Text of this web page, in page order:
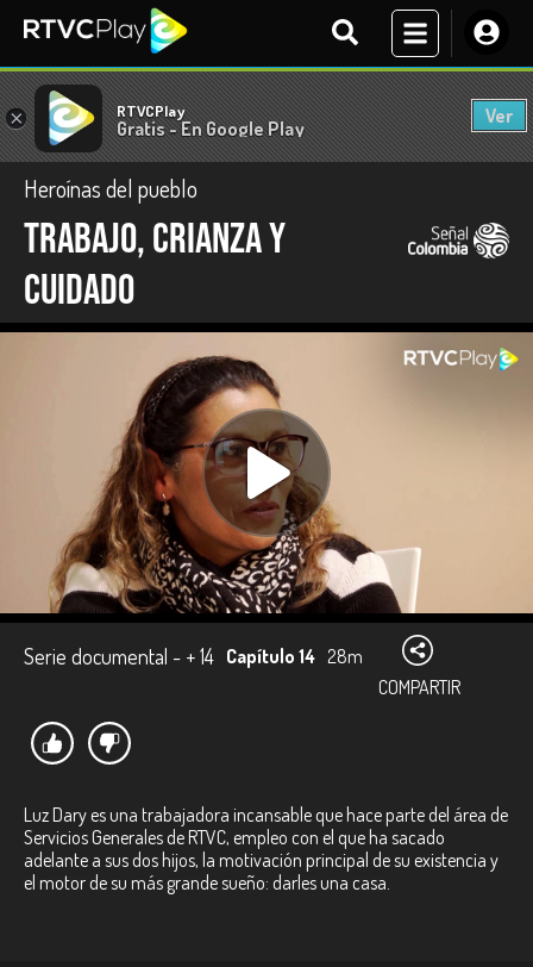
× RTVCPlay
Gratis - En Google Play
Ver
Heroínas del pueblo
Trabajo, crianza y
cuidado
Serie documental - + 14 Capítulo 14 28m
COMPARTIR
Luz Dary es una trabajadora incansable que hace parte del área de
Servicios Generales de RTVC, empleo con el que ha sacado
adelante a sus dos hijos, la motivación principal de su existencia y
el motor de su más grande sueño: darles una casa.